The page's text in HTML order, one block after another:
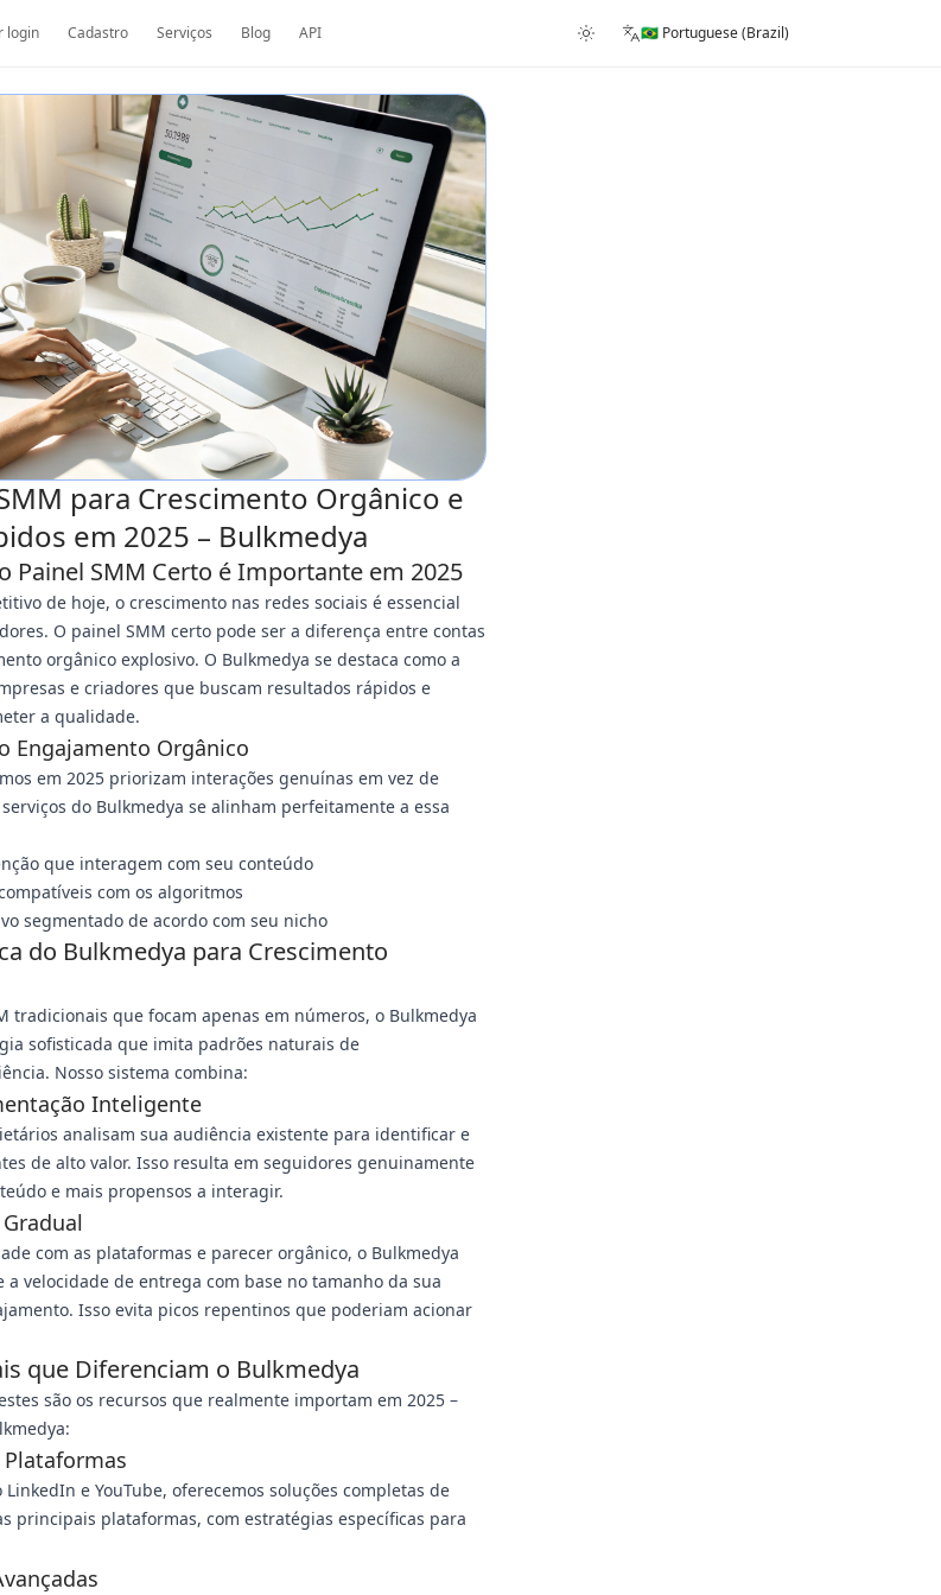
login Cadastro Serviços Blog API 🇧🇷 Portuguese (Brazil)
para Crescimento Orgânico e
em 2025 – Bulkmedya
Painel SMM Certo é Importante em 2025
de hoje, o crescimento nas redes sociais é essencial
O painel SMM certo pode ser a diferença entre contas
orgânico explosivo. O Bulkmedya se destaca como a
e criadores que buscam resultados rápidos e
a qualidade.
Engajamento Orgânico
em 2025 priorizam interações genuínas em vez de
do Bulkmedya se alinham perfeitamente a essa
que interagem com seu conteúdo
com os algoritmos
segmentado de acordo com seu nicho
do Bulkmedya para Crescimento
tradicionais que focam apenas em números, o Bulkmedya
sofisticada que imita padrões naturais de
Nosso sistema combina:
Inteligente
analisam sua audiência existente para identificar e
de alto valor. Isso resulta em seguidores genuinamente
e mais propensos a interagir.
com as plataformas e parecer orgânico, o Bulkmedya
velocidade de entrega com base no tamanho da sua
Isso evita picos repentinos que poderiam acionar
que Diferenciam o Bulkmedya
são os recursos que realmente importam em 2025 –
LinkedIn e YouTube, oferecemos soluções completas de
principais plataformas, com estratégias específicas para